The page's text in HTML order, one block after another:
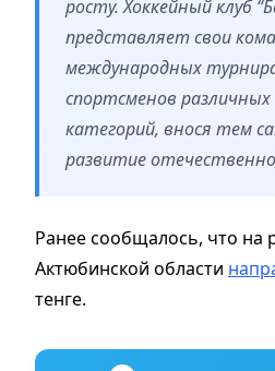
росту. Хоккейный клуб
представляет свои
международных
спортсменов
категорий, внося тем
развитие
Ранее сообщалось, что на
Актюбинской области
тенге.